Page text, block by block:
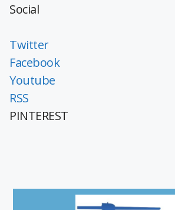
Social
Twitter
Facebook
Youtube
RSS
PINTEREST